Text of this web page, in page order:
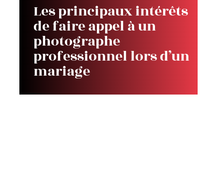
Les principaux intérêts
de faire appel à un
photographe
professionnel lors d’un
mariage